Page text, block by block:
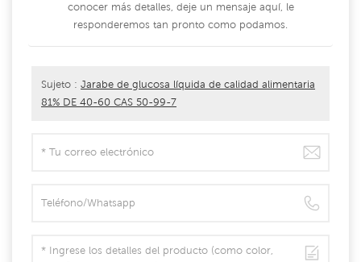
conocer más detalles, deje un mensaje aquí, le
responderemos tan pronto como podamos.
Sujeto : Jarabe de glucosa líquida de calidad alimentaria
81% DE 40-60 CAS 50-99-7